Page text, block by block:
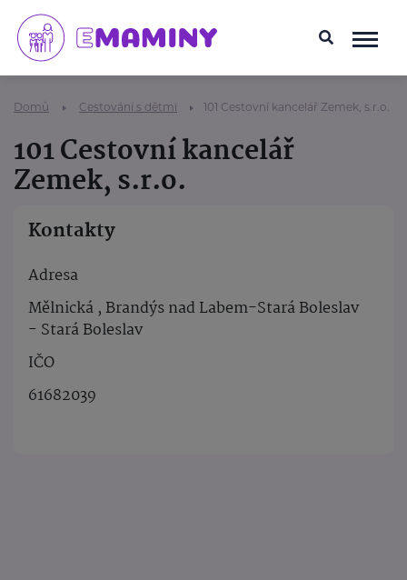
Domů Cestování s dětmi 101 Cestovní kancelář Zemek, s.r.o.
101 Cestovní kancelář
Zemek, s.r.o.
Kontakty
Adresa
Mělnická , Brandýs nad Labem-Stará Boleslav
- Stará Boleslav
IČO
61682039